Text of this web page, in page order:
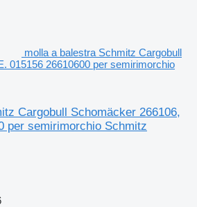
molla a balestra Schmitz Cargobull
015156 26610600 per semirimorchio
Cargobull Schomäcker 266106,
per semirimorchio Schmitz